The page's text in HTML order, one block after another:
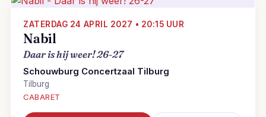
ZATERDAG 24 APRIL 2027 • 20:15 UUR
Nabil
Daar is hij weer! 26-27
Schouwburg Concertzaal Tilburg
Tilburg
CABARET